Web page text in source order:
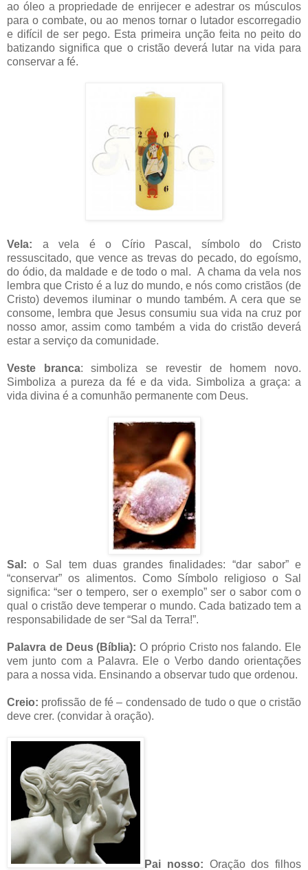
ao óleo a propriedade de enrijecer e adestrar os músculos
para o combate, ou ao menos tornar o lutador escorregadio
e difícil de ser pego. Esta primeira unção feita no peito do
batizando significa que o cristão deverá lutar na vida para
conservar a fé.
Vela: a vela é o Círio Pascal, símbolo do Cristo
ressuscitado, que vence as trevas do pecado, do egoísmo,
do ódio, da maldade e de todo o mal. A chama da vela nos
lembra que Cristo é a luz do mundo, e nós como cristãos (de
Cristo) devemos iluminar o mundo também. A cera que se
consome, lembra que Jesus consumiu sua vida na cruz por
nosso amor, assim como também a vida do cristão deverá
estar a serviço da comunidade.
Veste branca: simboliza se revestir de homem novo.
Simboliza a pureza da fé e da vida. Simboliza a graça: a
vida divina é a comunhão permanente com Deus.
Sal: o Sal tem duas grandes finalidades: “dar sabor” e
“conservar” os alimentos. Como Símbolo religioso o Sal
significa: “ser o tempero, ser o exemplo” ser o sabor com o
qual o cristão deve temperar o mundo. Cada batizado tem a
responsabilidade de ser “Sal da Terra!”.
Palavra de Deus (Bíblia): O próprio Cristo nos falando. Ele
vem junto com a Palavra. Ele o Verbo dando orientações
para a nossa vida. Ensinando a observar tudo que ordenou.
Creio: profissão de fé – condensado de tudo o que o cristão
deve crer. (convidar à oração).
Pai nosso: Oração dos filhos